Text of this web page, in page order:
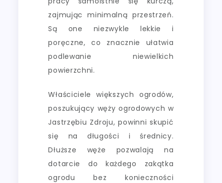
zajmując minimalną przestrzeń.
Są one niezwykle lekkie i
poręczne, co znacznie ułatwia
podlewanie niewielkich
powierzchni.
Właściciele większych ogrodów,
poszukujący węży ogrodowych w
Jastrzębiu Zdroju, powinni skupić
się na długości i średnicy.
Dłuższe węże pozwalają na
dotarcie do każdego zakątka
ogrodu bez konieczności